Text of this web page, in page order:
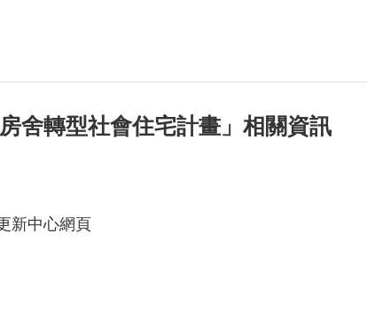
舍轉型社會住宅計畫」相關資訊
新中心網頁